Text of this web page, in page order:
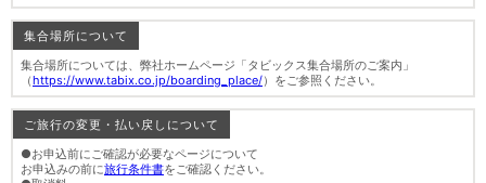
集合場所について
集合場所については、弊社ホームページ「タビックス集合場所のご案内」
（https://www.tabix.co.jp/boarding_place/）をご参照ください。
ご旅行の変更・払い戻しについて
●お申込前にご確認が必要なページについて
お申込みの前に旅行条件書をご確認ください。